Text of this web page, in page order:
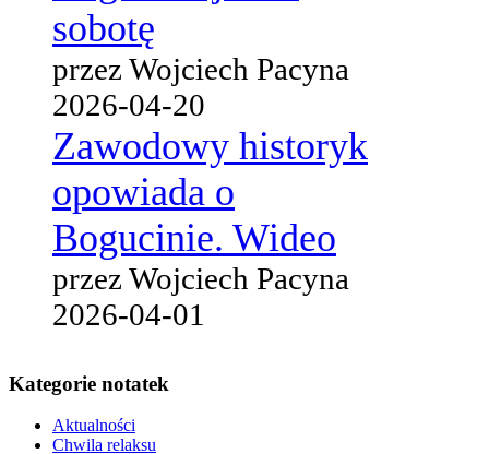
sobotę
przez Wojciech Pacyna
2026-04-20
Zawodowy historyk
opowiada o
Bogucinie. Wideo
przez Wojciech Pacyna
2026-04-01
Kategorie notatek
Aktualności
Chwila relaksu